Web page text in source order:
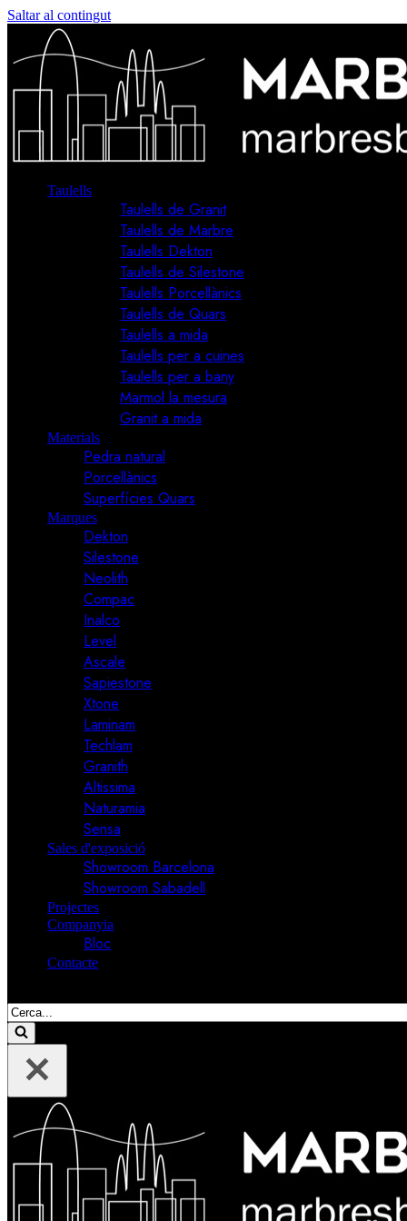
Saltar al contingut
Taulells
Taulells de Granit
Taulells de Marbre
Taulells Dekton
Taulells de Silestone
Taulells Porcellànics
Taulells de Quars
Taulells a mida
Taulells per a cuines
Taulells per a bany
Marmol la mesura
Granit a mida
Materials
Pedra natural
Porcellànics
Superfícies Quars
Marques
Dekton
Silestone
Neolith
Compac
Inalco
Level
Ascale
Sapiestone
Xtone
Laminam
Techlam
Granith
Altissima
Naturamia
Sensa
Sales d'exposició
Showroom Barcelona
Showroom Sabadell
Projectes
Companyia
Bloc
Contacte
Cerca....